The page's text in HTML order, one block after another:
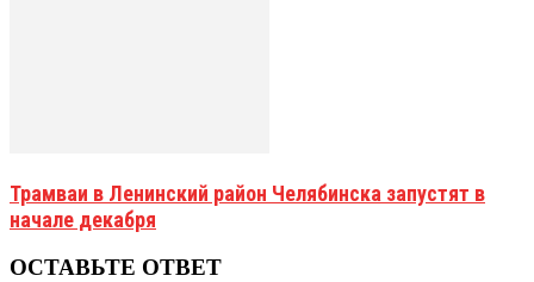
Трамваи в Ленинский район Челябинска запустят в
начале декабря
ОСТАВЬТЕ ОТВЕТ